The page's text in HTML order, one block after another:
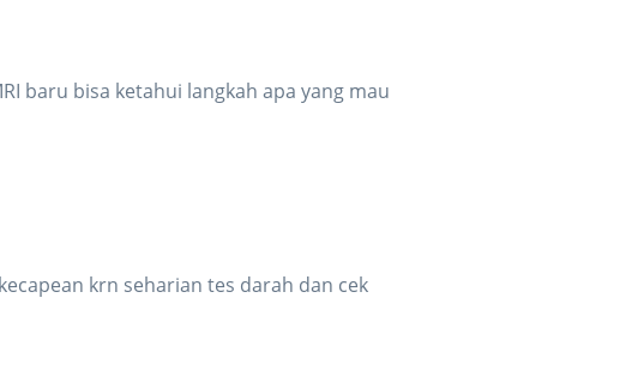
baru bisa ketahui langkah apa yang mau
krn seharian tes darah dan cek